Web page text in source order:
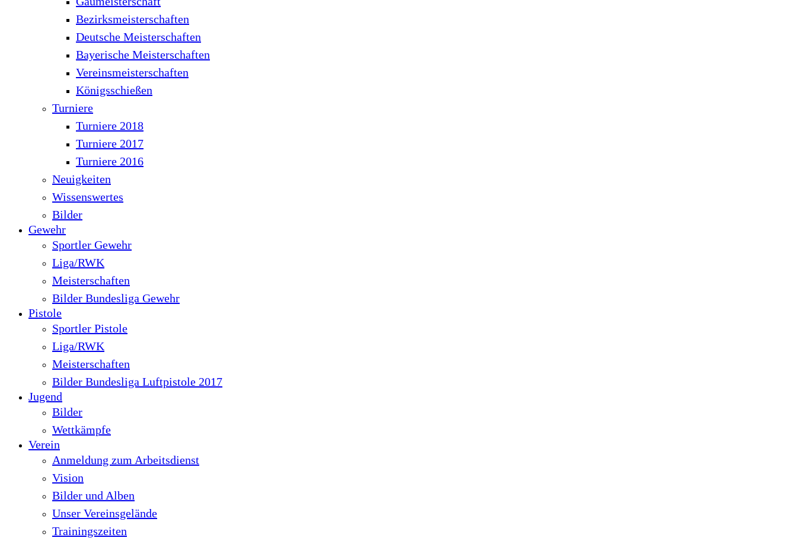
Bezirksmeisterschaften
Deutsche Meisterschaften
Bayerische Meisterschaften
Vereinsmeisterschaften
Königsschießen
Turniere
Turniere 2018
Turniere 2017
Turniere 2016
Neuigkeiten
Wissenswertes
Bilder
Gewehr
Sportler Gewehr
Liga/RWK
Meisterschaften
Bilder Bundesliga Gewehr
Pistole
Sportler Pistole
Liga/RWK
Meisterschaften
Bilder Bundesliga Luftpistole 2017
Jugend
Bilder
Wettkämpfe
Verein
Anmeldung zum Arbeitsdienst
Vision
Bilder und Alben
Unser Vereinsgelände
Trainingszeiten